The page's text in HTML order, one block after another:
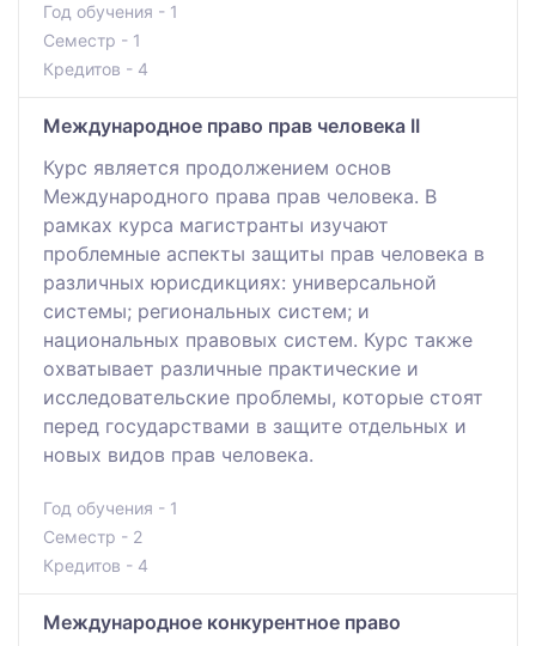
Год обучения - 1
Семестр - 1
Кредитов - 4
Международное право прав человека II
Курс является продолжением основ
Международного права прав человека. В
рамках курса магистранты изучают
проблемные аспекты защиты прав человека в
различных юрисдикциях: универсальной
системы; региональных систем; и
национальных правовых систем. Курс также
охватывает различные практические и
исследовательские проблемы, которые стоят
перед государствами в защите отдельных и
новых видов прав человека.
Год обучения - 1
Семестр - 2
Кредитов - 4
Международное конкурентное право